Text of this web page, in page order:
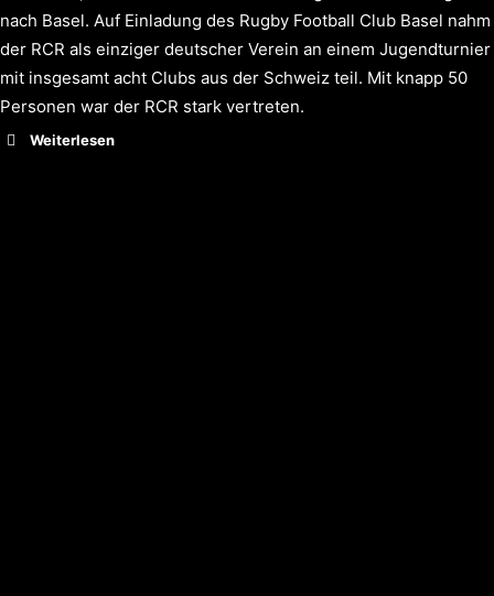
nach Basel. Auf Einladung des Rugby Football Club Basel nahm
der RCR als einziger deutscher Verein an einem Jugendturnier
mit insgesamt acht Clubs aus der Schweiz teil. Mit knapp 50
Personen war der RCR stark vertreten.
Weiterlesen